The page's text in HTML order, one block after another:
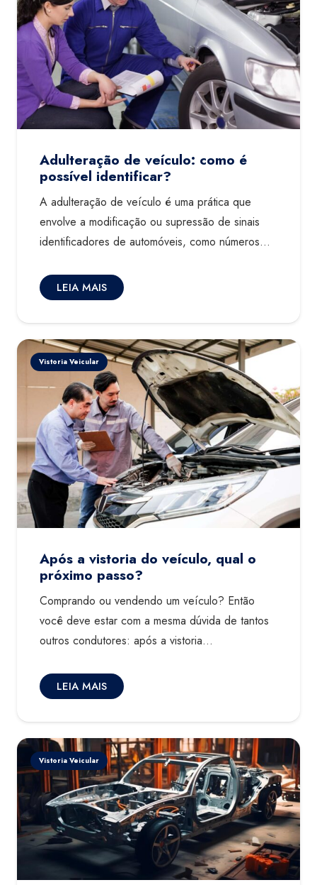
Adulteração de veículo: como é
possível identificar?
A adulteração de veículo é uma prática que
envolve a modificação ou supressão de sinais
identificadores de automóveis, como números…
LEIA MAIS
Vistoria Veicular
Após a vistoria do veículo, qual o
próximo passo?
Comprando ou vendendo um veículo? Então
você deve estar com a mesma dúvida de tantos
outros condutores: após a vistoria…
LEIA MAIS
Vistoria Veicular